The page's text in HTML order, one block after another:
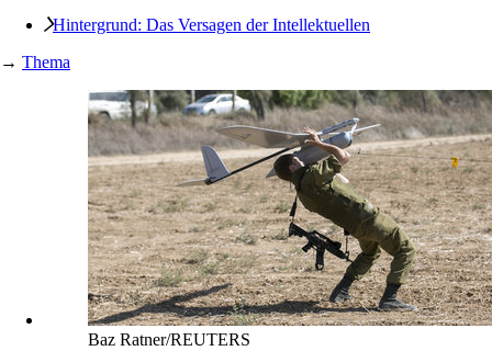
Hintergrund: Das Versagen der Intellektuellen
→ Thema
Baz Ratner/REUTERS